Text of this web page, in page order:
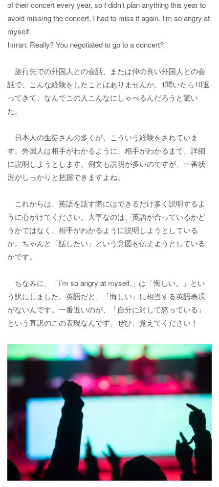
of their concert every year, so I didn’t plan anything this year to
avoid missing the concert, I had to miss it again. I’m so angry at
myself.
Imran: Really? You negotiated to go to a concert?
旅行先での外国人との会話、または仲の良い外国人との会
話で、こんな経験をしたことはありませんか。1聞いたら10返
ってきて、なんでこの人こんなにしゃべるんだろうと驚い
た。
日本人の生徒さんの多くが、こういう経験をされていま
す。外国人は相手がわかるように、相手がわかるまで、詳細
に説明しようとします。例文も説明が多いのですが、一番状
況がしっかりと把握できますよね。
これからは、英語を話す際にはできるだけ多く説明するよ
うに心がけてください。大事なのは、英語が合っているかど
うかではなく、相手がわかるように説明しようとしている
か。ちゃんと「話したい」という意図を伝えようとしている
かです。
ちなみに、「I’m so angry at myself.」は「悔しい。」とい
う訳にしました。英語だと、「悔しい」に相当する英語表現
がないんです。一番近いのが、「自分に対して怒っている」
という直訳のこの表現なんです。ぜひ、覚えてください！